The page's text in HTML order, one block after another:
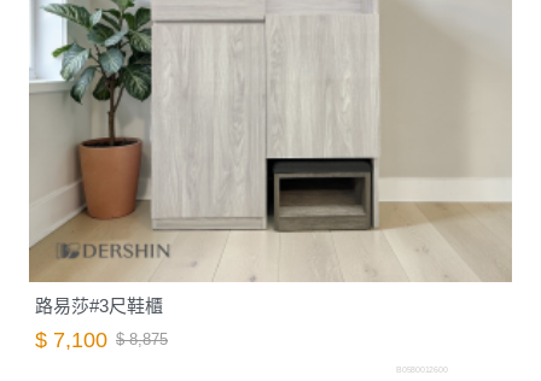
路易莎#3尺鞋櫃
$ 7,100 $ 8,875
B0580012600